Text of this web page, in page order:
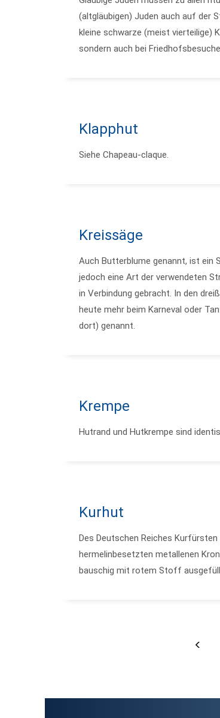
(altgläubigen) Juden auch auf der
kleine schwarze (meist vierteilige)
sondern auch bei
Klapphut
Siehe Chapeau-claque.
Kreissäge
Auch Butterblume genannt, ist ein
jedoch eine Art der verwendeten
in Verbindung gebracht. In den
heute mehr beim Karneval oder
dort) genannt.
Krempe
Hutrand und Hutkrempe sind
Kurhut
Des Deutschen Reiches
hermelinbesetzten metallenen
bauschig mit rotem Stoff